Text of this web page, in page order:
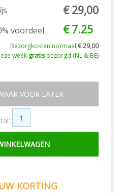
€ 29,00
voordeel € 7.25
Bezorgkosten normaal € 29,00
week gratisbezorgd (NL & BE)
VOOR LATER
KORTING